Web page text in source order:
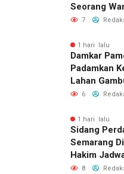
Seorang
Ditangkap
7
1 hari lalu
Damkar
Padamkan
Lahan
Permukiman
6
1 hari lalu
Sidang
Semarang
Hakim
Pemanggilan
8